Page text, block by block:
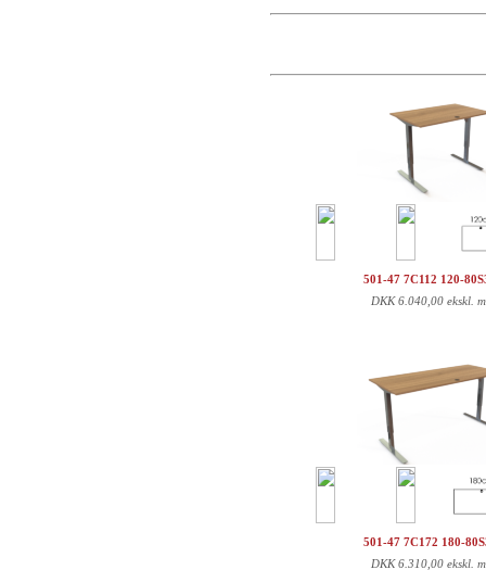
501-47 7C112 120-
DKK6.040,00 ekskl.
501-47 7C172 180-
DKK6.310,00 ekskl.